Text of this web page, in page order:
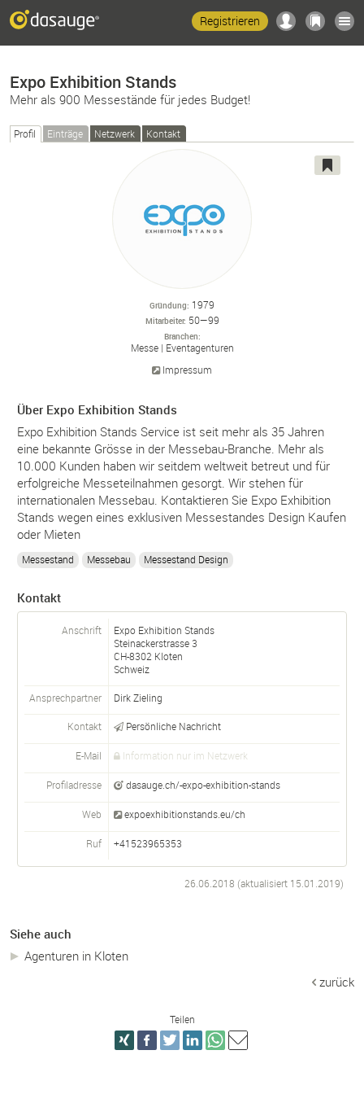
Registrieren
Expo Exhibition Stands
Mehr als 900 Messestände für jedes Budget!
Profil Einträge Netzwerk Kontakt
Gründung 1979
Mitarbeiter 50—99
Branchen
Messe
Eventagenturen
Impressum
Über Expo Exhibition Stands
Expo Exhibition Stands Service ist seit mehr als 35 Jahren
eine bekannte Grösse in der Messebau-Branche. Mehr als
10.000 Kunden haben wir seitdem weltweit betreut und für
erfolgreiche Messeteilnahmen gesorgt. Wir stehen für
internationalen Messebau. Kontaktieren Sie Expo Exhibition
Stands wegen eines exklusiven Messestandes Design Kaufen
oder Mieten
Messestand Messebau Messestand Design
Kontakt
Anschrift
Expo Exhibition Stands
Steinackerstrasse 3
CH-8302 Kloten
Schweiz
Ansprechpartner Dirk Zieling
Kontakt Persönliche Nachricht
E-Mail Information nur im Netzwerk
Profiladresse dasauge.ch/-expo-exhibition-stands
Web expoexhibitionstands.eu/ch
Ruf +41523965353
26.06.2018 (aktualisiert 15.01.2019)
Siehe auch
Agenturen in Kloten
zurück
Teilen